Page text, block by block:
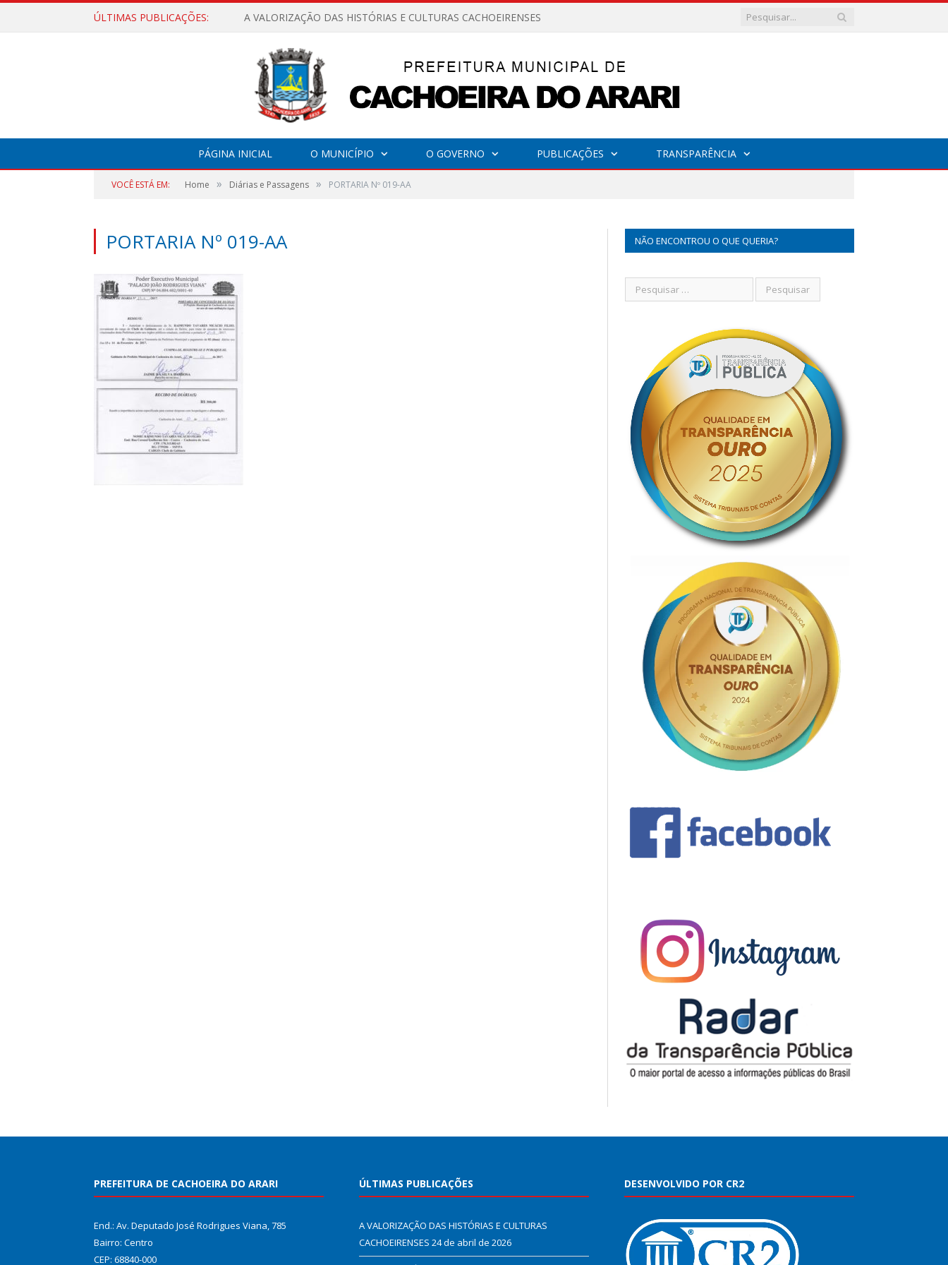
ÚLTIMAS PUBLICAÇÕES: A VALORIZAÇÃO DAS HISTÓRIAS E CULTURAS CACHOEIRENSES
PÁGINA INICIAL O MUNICÍPIO O GOVERNO PUBLICAÇÕES TRANSPARÊNCIA
VOCÊ ESTÁ EM: Home » Diárias e Passagens » PORTARIA Nº 019-AA
PORTARIA Nº 019-AA NÃO ENCONTROU O QUE QUERIA?
PREFEITURA DE CACHOEIRA DO ARARI
End.: Av. Deputado José Rodrigues Viana, 785
Bairro: Centro
CEP: 68840-000
ÚLTIMAS PUBLICAÇÕES
A VALORIZAÇÃO DAS HISTÓRIAS E CULTURAS
CACHOEIRENSES 24 de abril de 2026
DESENVOLVIDO POR CR2